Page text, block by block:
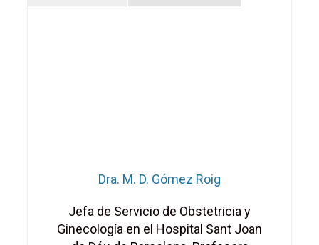
Dra. M. D. Gómez Roig
Jefa de Servicio de Obstetricia y
Ginecología en el Hospital Sant Joan